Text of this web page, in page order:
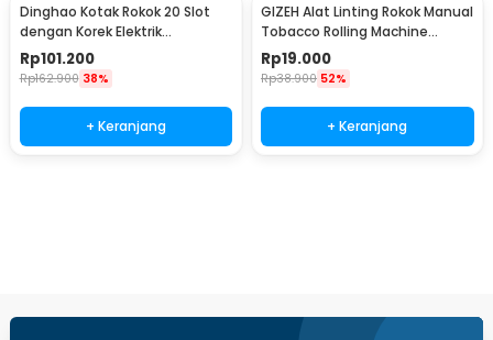
Dinghao Kotak Rokok 20 Slot
dengan Korek Elektrik
Pyrotechnic - DH-9010
Rp101.200
Rp162.900 38%
+ Keranjang
GIZEH Alat Linting Rokok Manual
Tobacco Rolling Machine
8x70mm - HP-7
Rp19.000
Rp38.900 52%
+ Keranjang